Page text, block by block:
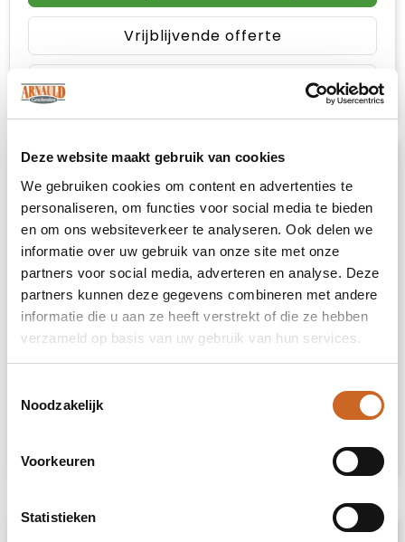
Deze website maakt gebruik van cookies
We gebruiken cookies om content en advertenties te
personaliseren, om functies voor social media te bieden
en om ons websiteverkeer te analyseren. Ook delen we
informatie over uw gebruik van onze site met onze
partners voor social media, adverteren en analyse. Deze
partners kunnen deze gegevens combineren met andere
informatie die u aan ze heeft verstrekt of die ze hebben
verzameld op basis van uw gebruik van hun services.
Noodzakelijk
Voorkeuren
Statistieken
Vrijblijvende offerte
Heb je niet kunnen vinden wat je